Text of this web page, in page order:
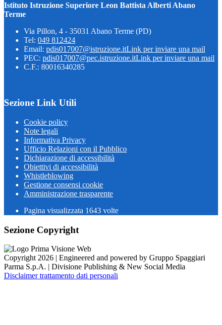
Istituto Istruzione Superiore Leon Battista Alberti Abano
Terme
Via Pillon, 4 - 35031 Abano Terme (PD)
Tel: 049 812424
Email: pdis017007@istruzione.itLink per inviare una mail
PEC: pdis017007@pec.istruzione.itLink per inviare una mail
C.F.: 80016340285
Sezione Link Utili
Cookie policy
Note legali
Informativa Privacy
Ufficio Relazioni con il Pubblico
Dichiarazione di accessibilità
Obiettivi di accessibilità
Whistleblowing
Gestione consensi cookie
Amministrazione trasparente
Pagina visualizzata 1643 volte
Sezione Copyright
Copyright 2026 | Engineered and powered by Gruppo Spaggiari
Parma S.p.A. | Divisione Publishing & New Social Media
Disclaimer trattamento dati personali